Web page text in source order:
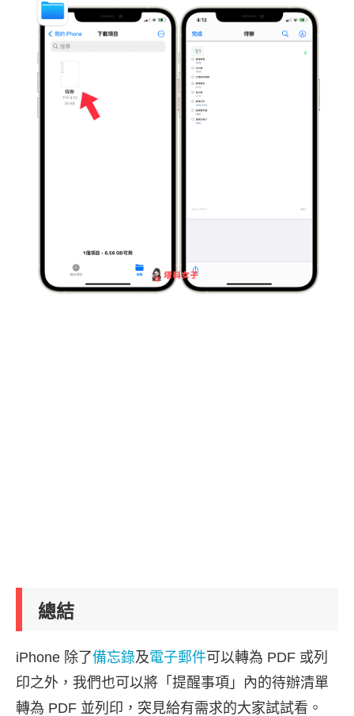
總結
iPhone 除了備忘錄及電子郵件可以轉為 PDF 或列
印之外，我們也可以將「提醒事項」內的待辦清單
轉為 PDF 並列印，突見給有需求的大家試試看。